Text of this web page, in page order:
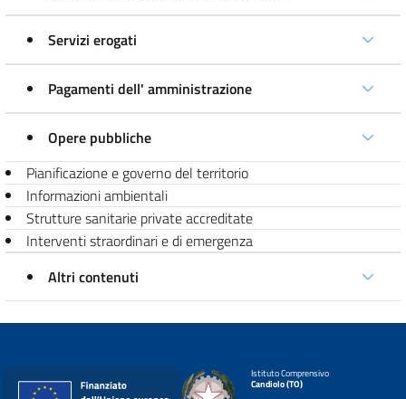
Servizi erogati
Pagamenti dell' amministrazione
Opere pubbliche
Pianificazione e governo del territorio
Informazioni ambientali
Strutture sanitarie private accreditate
Interventi straordinari e di emergenza
Altri contenuti
Istituto Comprensivo
Candiolo (TO)